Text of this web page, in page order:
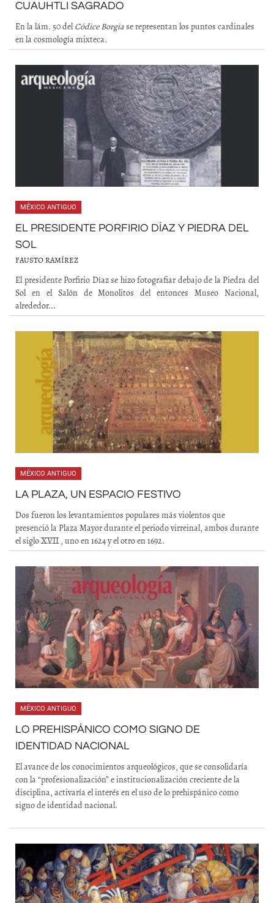
CUAUHTLI SAGRADO
En la lám. 50 del Códice Borgiase representan los puntos cardinales
en la cosmología mixteca.
MÉXICO ANTIGUO
EL PRESIDENTE PORFIRIO DÍAZ Y PIEDRA DEL
SOL
FAUSTO RAMÍREZ
El presidente Porfirio Díaz se hizo fotografiar debajo de la Piedra del
Sol en el Salón de Monolitos del entonces Museo Nacional,
alrededor...
MÉXICO ANTIGUO
LA PLAZA, UN ESPACIO FESTIVO
Dos fueron los levantamientos populares más violentos que
presenció la Plaza Mayor durante el periodo virreinal, ambos durante
el siglo XVII , uno en 1624 y el otro en 1692.
MÉXICO ANTIGUO
LO PREHISPÁNICO COMO SIGNO DE
IDENTIDAD NACIONAL
El avance de los conocimientos arqueológicos, que se consolidaría
con la “profesionalización” e institucionalización creciente de la
disciplina, activaría el interés en el uso de lo prehispánico como
signo de identidad nacional.